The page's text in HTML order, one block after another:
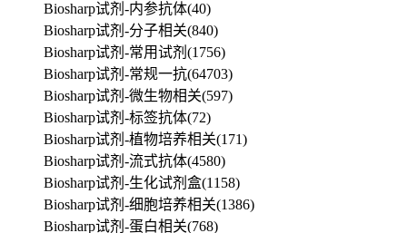
Biosharp试剂-内参抗体(40)
Biosharp试剂-分子相关(840)
Biosharp试剂-常用试剂 (1756)
Biosharp试剂-常规一抗(64703)
Biosharp试剂-微生物相关(597)
Biosharp试剂-标签抗体(72)
Biosharp试剂-植物培养相关(171)
Biosharp试剂-流式抗体(4580)
Biosharp试剂-生化试剂盒(1158)
Biosharp试剂-细胞培养相关(1386)
Biosharp试剂-蛋白相关(768)